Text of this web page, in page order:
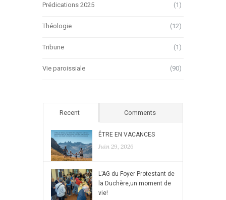
Prédications 2025 (1)
Théologie (12)
Tribune (1)
Vie paroissiale (90)
Recent Comments
ÊTRE EN VACANCES
Juin 29, 2026
L’AG du Foyer Protestant de
la Duchère,un moment de
vie!